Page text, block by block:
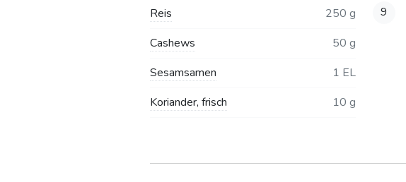
Reis
250 g
Cashews
50 g
Sesamsamen
1 EL
Koriander, frisch
10 g
9